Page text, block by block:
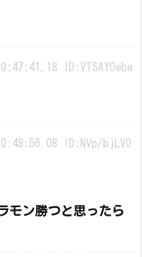
ID:VTSAYOeba
ID:NVp/bjLV0
モン勝つと思ったら